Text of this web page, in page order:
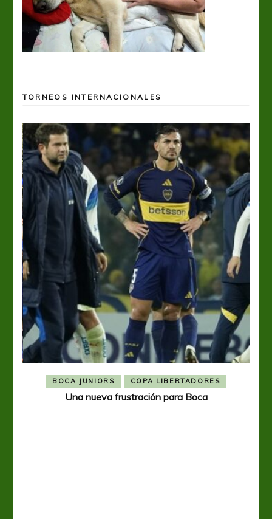
TORNEOS INTERNACIONALES
BOCA JUNIORS COPA LIBERTADORES
Una nueva frustración para Boca